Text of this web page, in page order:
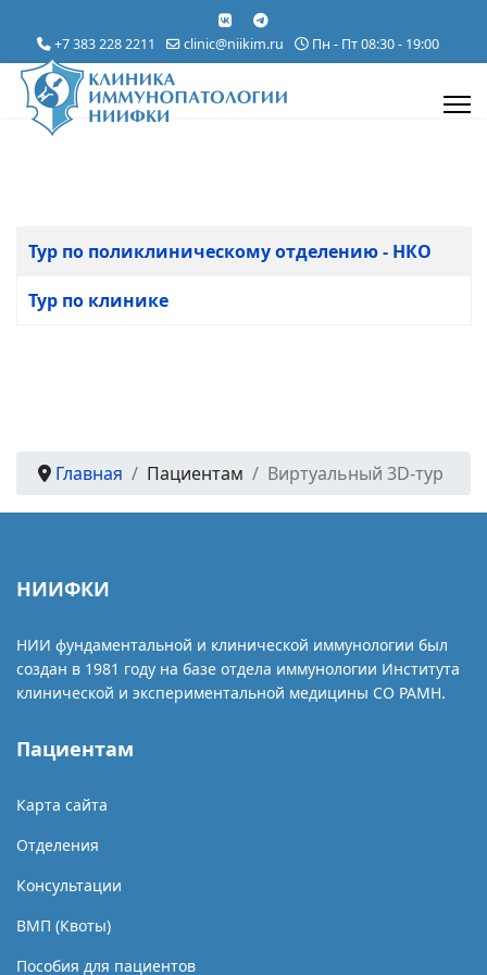
+7 383 228 2211 clinic@niikim.ru Пн - Пт 08:30 - 19:00
Заголовок
Тур по поликлиническому отделению - НКО
Тур по клинике
Главная Пациентам Виртуальный 3D-тур
НИИФКИ
НИИ фундаментальной и клинической иммунологии был
создан в 1981 году на базе отдела иммунологии Института
клинической и экспериментальной медицины СО РАМН.
Пациентам
Карта сайта
Отделения
Консультации
ВМП (Квоты)
Пособия для пациентов